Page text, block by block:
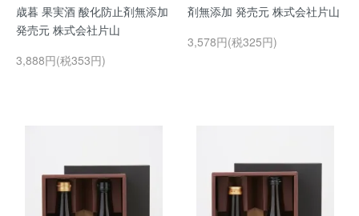
歳暮 果実酒 酸化防止剤無添加
発売元 株式会社片山
3,888円(税353円)
剤無添加 発売元 株式会社片山
3,578円(税325円)